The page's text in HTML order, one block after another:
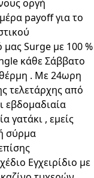
οργή
payoff για το
Surge με 100 %
κάθε Σάββατο
. Με 24ωρη
τελετάρχης από
εβδομαδιαία
γατάκι , εμείς
σύρμα
Εγχειρίδιο με